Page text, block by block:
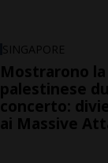
SINGAPORE
Mostrarono
palestinese
concerto:
ai Massive